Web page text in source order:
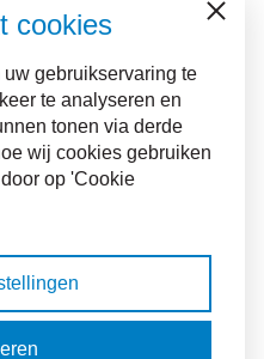
cookies
gebruikservaring te
te analyseren en
tonen via derde
wij cookies gebruiken
op 'Cookie
Sluiten